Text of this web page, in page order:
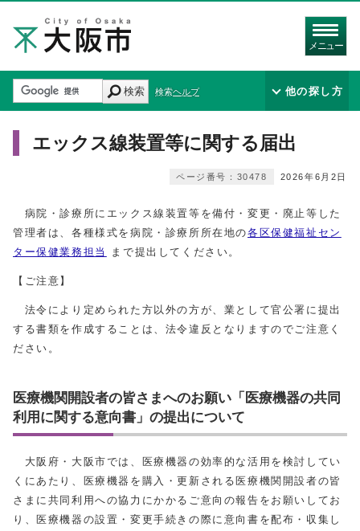
メニュー
検索 検索ヘルプ 他の探し方
エックス線装置等に関する届出
2026年6月2日
ページ番号：30478
病院・診療所にエックス線装置等を備付・変更・廃止等した
管理者は、各種様式を病院・診療所所在地の各区保健福祉セン
ター保健業務担当
まで提出してください。
【ご注意】
法令により定められた方以外の方が、業として官公署に提出
する書類を作成することは、法令違反となりますのでご注意く
ださい。
医療機関開設者の皆さまへのお願い「医療機器の共同
利用に関する意向書」の提出について
大阪府・大阪市では、医療機器の効率的な活用を検討してい
くにあたり、医療機器を購入・更新される医療機関開設者の皆
さまに共同利用への協力にかかるご意向の報告をお願いしてお
り、医療機器の設置・変更手続きの際に意向書を配布・収集し